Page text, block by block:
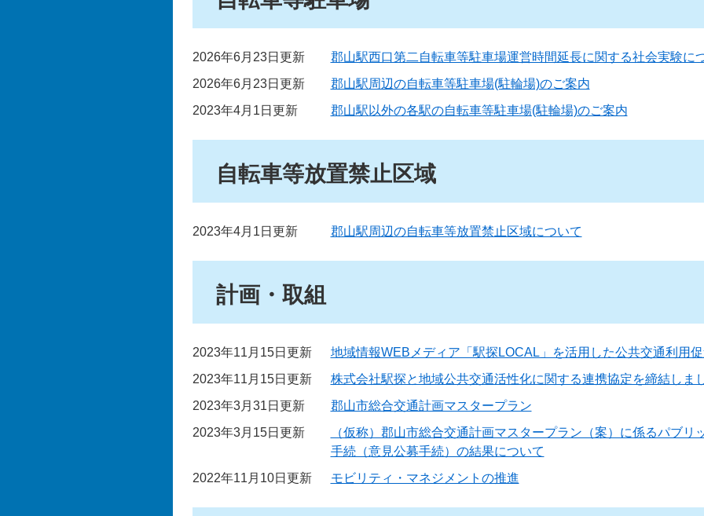
2026年6月23日更新
郡山駅西口第二自転車等駐車場運営時間延長に関する社会実験に
2026年6月23日更新
郡山駅周辺の自転車等駐車場(駐輪場)のご案内
2023年4月1日更新
郡山駅以外の各駅の自転車等駐車場(駐輪場)のご案内
自転車等放置禁止区域
2023年4月1日更新 郡山駅周辺の自転車等放置禁止区域について
計画・取組
2023年11月15日更新
地域情報WEBメディア「駅探LOCAL」を活用した公共交通利用
2023年11月15日更新
株式会社駅探と地域公共交通活性化に関する連携協定を締結しま
2023年3月31日更新
郡山市総合交通計画マスタープラン
2023年3月15日更新
（仮称）郡山市総合交通計画マスタープラン（案）に係るパブリ
手続（意見公募手続）の結果について
2022年11月10日更新
モビリティ・マネジメントの推進